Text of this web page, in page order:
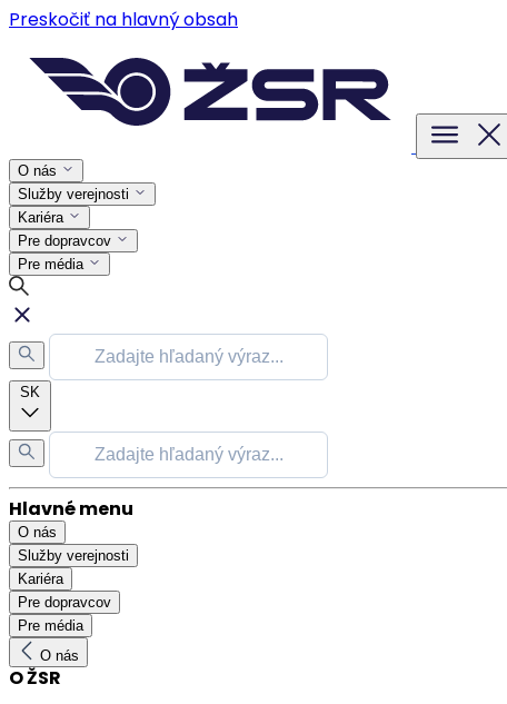
Preskočiť na hlavný obsah
O nás
Služby verejnosti
Kariéra
Pre dopravcov
Pre média
SK
Hlavné menu
O nás
Služby verejnosti
Kariéra
Pre dopravcov
Pre média
O nás
O ŽSR